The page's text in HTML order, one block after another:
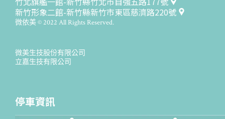
新竹形象二館-新竹縣新竹市東區慈濟路220號
微依美 © 2022 All Rights Reserved.
微美生技股份有限公司
立嘉生技有限公司
停車資訊